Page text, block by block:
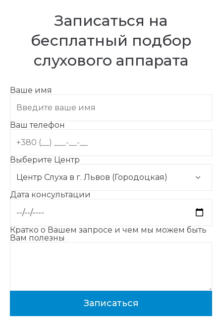
Записаться на
бесплатный подбор
слухового аппарата
Ваше имя
Ваш телефон
Выберите Центр
Дата консультации
Кратко о Вашем запросе и чем мы можем быть
Вам полезны